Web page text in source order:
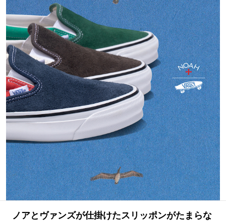
#NEW VINTAGE #マイナーグッド図鑑
#路地裏てぃーん。 #MONTHLY JOURNAL
#GH 銘品の所以 #フイナムのYouTube
#Commune H #FOCUS IT #AH.H
#ととけん #FASHION #MUSIC #MOVIE
#LIFESTYLE #SNEAKER #OUTDOOR
#SPORTS #HANDSOME HANDBOOK
ノアとヴァンズが仕掛けたスリッポンがたまらな